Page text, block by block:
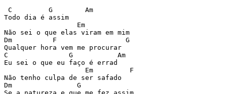
C         G        Am
Todo dia é assim
                  Em
Não sei o que elas viram em mim
Dm          F                 G
Qualquer hora vem me procurar
C               G           Am
Eu sei o que eu faço é errad
                    Em         F
Não tenho culpa de ser safado
Dm                G